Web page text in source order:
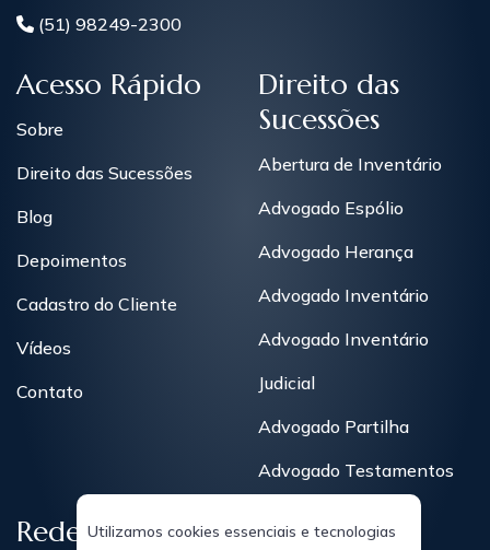
(51) 98249-2300
Acesso Rápido
Sobre
Direito das Sucessões
Blog
Depoimentos
Cadastro do Cliente
Vídeos
Contato
Direito das
Sucessões
Abertura de Inventário
Advogado Espólio
Advogado Herança
Advogado Inventário
Advogado Inventário
Judicial
Advogado Partilha
Advogado Testamentos
Redes Sociais
Utilizamos cookies essenciais e tecnologias